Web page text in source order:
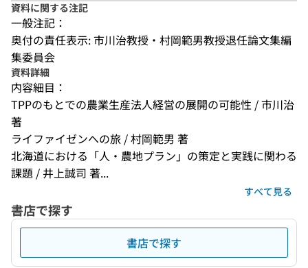
資料に関する注記
一般注記：
奥付の責任表示: 市川治教授・村岡範男教授退任論文集編
集委員会
資料詳細
内容細目：
TPPのもとでの農業生産法人経営の展開の可能性 / 市川治
著
ライファイゼンへの旅 / 村岡範男 著
北海道における「人・農地プラン」の策定と実践に関わる
課題 / 井上誠司 著...
すべて見る
書店で探す
書店で探す